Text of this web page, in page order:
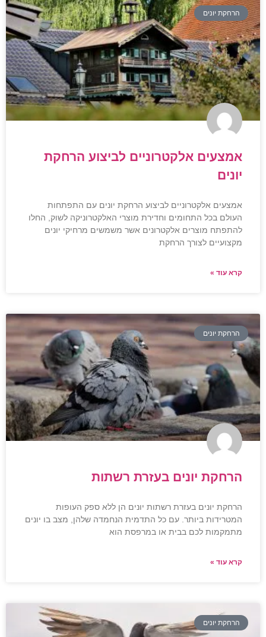
הרחקת יונים
אמצעים אלקטרוניים לביצוע הרחקת
יונים
אמצעים אלקטרוניים לביצוע הרחקת יונים עם התפתחות
העולם בכל התחומים וחדירת מוצרי האלקטרוניקה לשוק, החלו
להתפתח מוצרים אלקטרונים אשר משמשים מרחיקי יונים
מקצועיים לצורך הרחקת
קרא עוד »
הרחקת יונים
הרחקת יונים בעזרת רשתות
הרחקת יונים בעזרת רשתות יונים הן ללא ספק העופות
המטרידות ביותר. עם כל התדמית הנחמדה שלהן, מצב בו יונים
מתמקמות לכם בבית או במרפסת הוא
קרא עוד »
הרחקת יונים